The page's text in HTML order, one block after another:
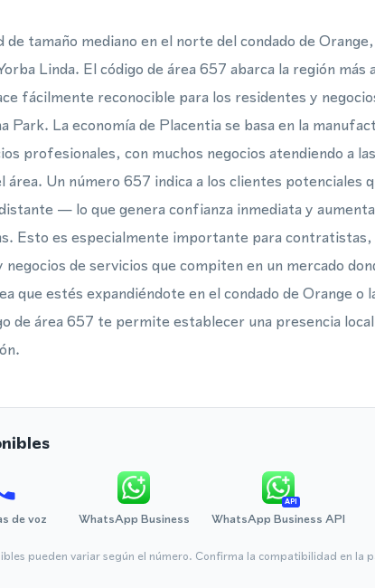
de tamaño mediano en el norte del condado de
Linda. El código de área 657 abarca la región más
fácilmente reconocible para los residentes y
Park. La economía de Placentia se basa en la
profesionales, con muchos negocios atendiendo a
área. Un número 657 indica a los clientes potenciales
— lo que genera confianza inmediata y
Esto es especialmente importante para
de servicios que compiten en un mercado
que estés expandiéndote en el condado de Orange o
de área 657 te permite establecer una presencia
de voz WhatsApp Business
API
WhatsApp Business API
pueden variar según el número. Confirma la compatibilidad en la